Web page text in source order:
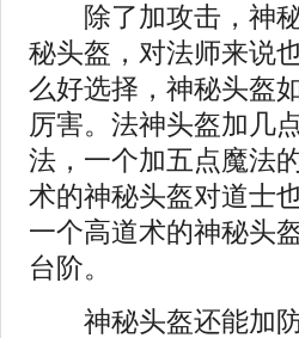
除了加攻击，神秘
秘头盔，对法师来说
么好选择，神秘头盔
厉害。法神头盔加几
法，一个加五点魔法
术的神秘头盔对道士
一个高道术的神秘头
台阶。
神秘头盔还能加防